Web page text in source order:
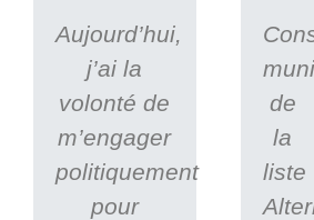
Aujourd’hui,
j’ai la
volonté de
m’engager
politiquement
pour
de
la
liste